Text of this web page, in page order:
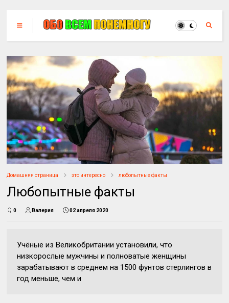
Домашняя страница это интересно любопытные факты
Любопытные факты
0 Валерия 02 апреля 2020
Учёные из Великобритании установили, что
низкорослые мужчины и полноватые женщины
зарабатывают в среднем на 1500 фунтов стерлингов в
год меньше, чем и